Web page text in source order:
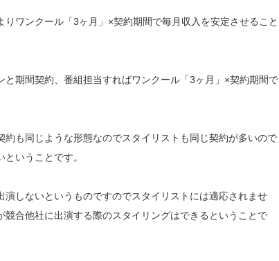
ワンクール「3ヶ月」×契約期間で毎月収入を安定させること
と期間契約、番組担当すればワンクール「3ヶ月」×契約期間で
約も同じような形態なのでスタイリストも同じ契約が多いので
いうことです。
しないというものですのでスタイリストには適応されませ
合他社に出演する際のスタイリングはできるということで